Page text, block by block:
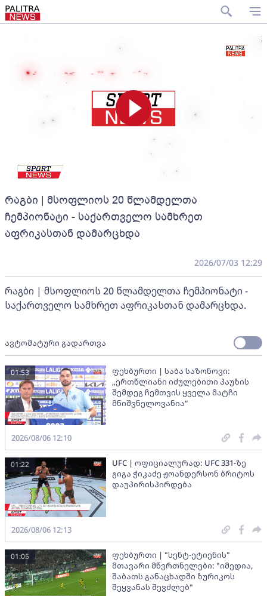
რაგბი | მსოფლიოს 20 წლამდელთა
ჩემპიონატი - საქართველო სამხრეთ
აფრიკასთან დამარცხდა
2026/07/03 12:29
რაგბი | მსოფლიოს 20 წლამდელთა ჩემპიონატი -
საქართველო სამხრეთ აფრიკასთან დამარცხდა.
ავტომატური გადართვა
ფეხბურთი | საბა საზონოვი:
„ერთწლიანი იძულებითი პაუზის
შემდეგ ჩემთვის ყველა მატჩი
მნიშვნელოვანია“
01:53
2026/08/06 12:10
UFC | ოფიციალურად: UFC 331-ზე
გიგა ჭიკაძე ჟოანდერსონ ბრიტოს
დაუპირისპირდება
01:22
2026/08/06 12:13
ფეხბურთი | "სენტ-ეტიენის"
მთავარი მწვრთნელები: "იმედია,
შაბათს განაცხადში ზურიკოს
შეყვანას შევძლებ"
01:05